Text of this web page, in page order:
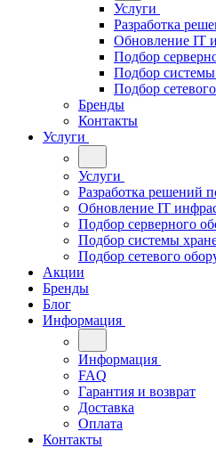
Услуги
Разработка
Обновление IT
Подбор
Подбор
Подбор
Бренды
Контакты
Услуги
Услуги
Разработка решений
Обновление IT
Подбор серверного
Подбор системы
Подбор сетевого
Акции
Бренды
Блог
Информация
Информация
FAQ
Гарантия и возврат
Доставка
Оплата
Контакты